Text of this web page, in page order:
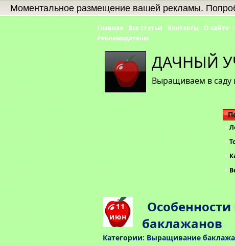
ДАЧНЫЙ
Выращиваем в саду
Главная Все статьи Контакты О сайте
Рекламодателю
11
июн
баклажанов
Категории: Выращивание
Моментальное размещение вашей рекламы.